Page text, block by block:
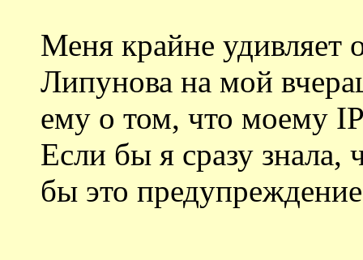
Меня крайне удивляет
Липунова на мой
ему о том, что моему
Если бы я сразу знала,
бы это